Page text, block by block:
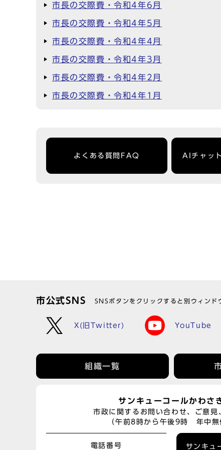
市長の交際費・令和4年6月
市長の交際費・令和4年5月
市長の交際費・令和4年4月
市長の交際費・令和4年3月
市長の交際費・令和4年2月
市長の交際費・令和4年1月
よくある質問FAQ AIチャッ
市公式SNS SNSボタンをクリックすると別ウィンド
X(旧Twitter) YouTube
組織一覧
サンキューコールかわさ
市政に関するお問い合わせ、ご意見
（午前8時から午後9時 年中無
電話番号 サンキュ